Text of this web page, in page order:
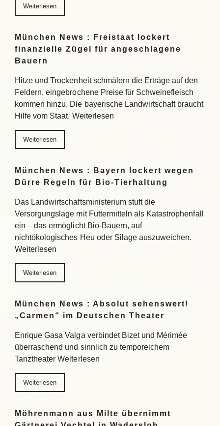
Weiterlesen
München News : Freistaat lockert
finanzielle Zügel für angeschlagene
Bauern
Hitze und Trockenheit schmälern die Erträge auf den
Feldern, eingebrochene Preise für Schweinefleisch
kommen hinzu. Die bayerische Landwirtschaft braucht
Hilfe vom Staat. Weiterlesen
Weiterlesen
München News : Bayern lockert wegen
Dürre Regeln für Bio-Tierhaltung
Das Landwirtschaftsministerium stuft die
Versorgungslage mit Futtermitteln als Katastrophenfall
ein – das ermöglicht Bio-Bauern, auf
nichtökologisches Heu oder Silage auszuweichen.
Weiterlesen
Weiterlesen
München News : Absolut sehenswert!
„Carmen“ im Deutschen Theater
Enrique Gasa Valga verbindet Bizet und Mérimée
überraschend und sinnlich zu temporeichem
Tanztheater Weiterlesen
Weiterlesen
Möhrenmann aus Milte übernimmt